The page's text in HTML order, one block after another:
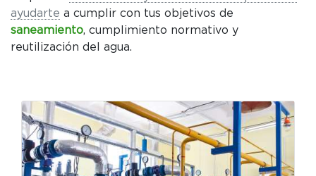
ayudarte a cumplir con tus objetivos de
saneamiento, cumplimiento normativo y
reutilización del agua.